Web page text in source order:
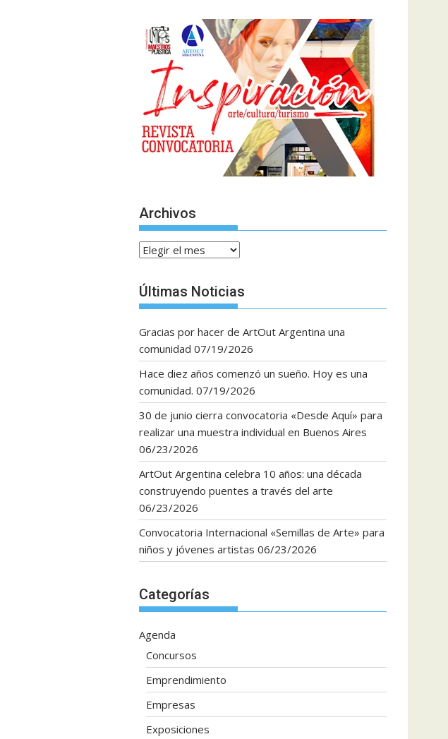
Archivos
Archivos
Últimas Noticias
Gracias por hacer de ArtOut Argentina una
comunidad 07/19/2026
Hace diez años comenzó un sueño. Hoy es una
comunidad. 07/19/2026
30 de junio cierra convocatoria «Desde Aquí» para
realizar una muestra individual en Buenos Aires
06/23/2026
ArtOut Argentina celebra 10 años: una década
construyendo puentes a través del arte
06/23/2026
Convocatoria Internacional «Semillas de Arte» para
niños y jóvenes artistas 06/23/2026
Categorías
Agenda
Concursos
Emprendimiento
Empresas
Exposiciones